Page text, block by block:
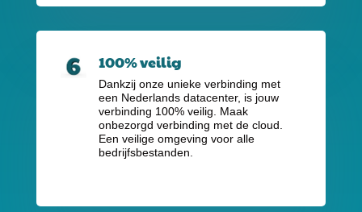
100% veilig
Dankzij onze unieke verbinding met
een Nederlands datacenter, is jouw
verbinding 100% veilig. Maak
onbezorgd verbinding met de cloud.
Een veilige omgeving voor alle
bedrijfsbestanden.